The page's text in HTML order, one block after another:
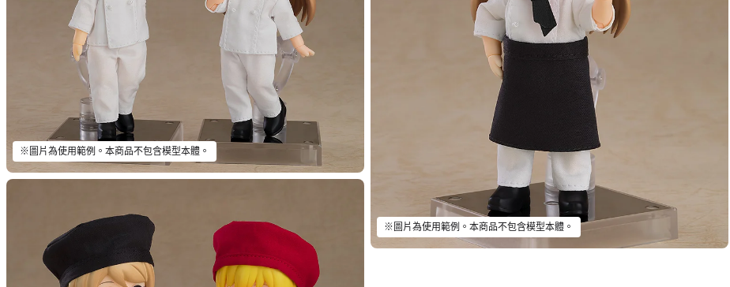
※圖片為使用範例。本商品不包含模型本體。
※圖片為使用範例。本商品不包含模型本體。